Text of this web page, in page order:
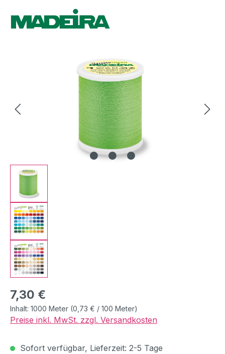
Bildergalerie überspringen
Regulärer Preis:
7,30 €
Inhalt: 1000 Meter (0,73 € / 100 Meter)
Preise inkl. MwSt. zzgl. Versandkosten
Sofort verfügbar, Lieferzeit: 2-5 Tage